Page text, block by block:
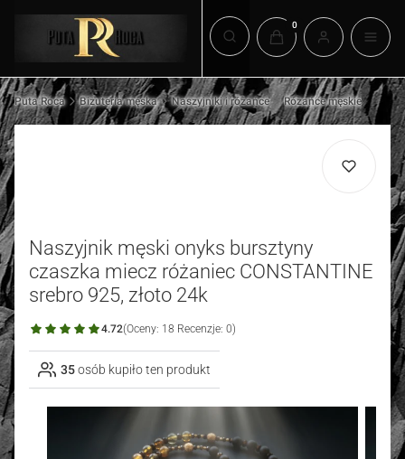
Otwórz wyszukiwarkę
Produkty w koszyku:
Puta Roca Biżuteria męska Naszyjniki i różańce Różańce męskie
Naszyjnik męski onyks bursztyny
czaszka miecz różaniec CONSTANTINE
srebro 925, złoto 24k
4.72(Oceny: 18 Recenzje: 0)
35osób kupiło ten produkt